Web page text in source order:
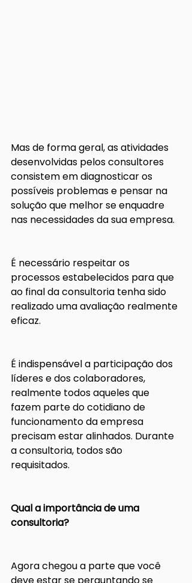
Mas de forma geral, as atividades
desenvolvidas pelos consultores
consistem em diagnosticar os
possíveis problemas e pensar na
solução que melhor se enquadre
nas necessidades da sua empresa.
É necessário respeitar os
processos estabelecidos para que
ao final da consultoria tenha sido
realizado uma avaliação realmente
eficaz.
É indispensável a participação dos
líderes e dos colaboradores,
realmente todos aqueles que
fazem parte do cotidiano de
funcionamento da empresa
precisam estar alinhados. Durante
a consultoria, todos são
requisitados.
Qual a importância de uma
consultoria?
Agora chegou a parte que você